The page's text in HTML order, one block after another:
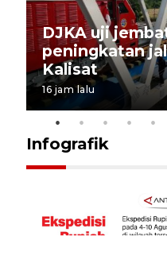
DJKA uji
peningkatan
Kalisat
16 jam lalu
Infografik